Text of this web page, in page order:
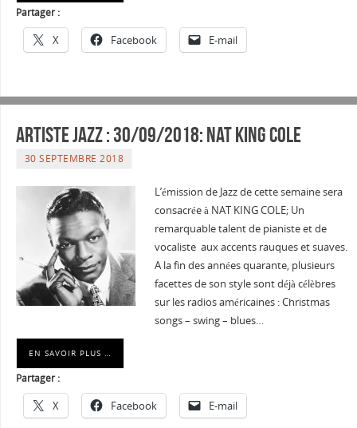
Partager :
X Facebook E-mail
Artiste Jazz : 30/09/2018: NAT KING COLE
30 SEPTEMBRE 2018
L’émission de Jazz de cette semaine sera
consacrée à NAT KING COLE; Un
remarquable talent de pianiste et de
vocaliste aux accents rauques et suaves.
A la fin des années quarante, plusieurs
facettes de son style sont déjà célèbres
sur les radios américaines : Christmas
songs – swing – blues…
EN SAVOIR PLUS …
Partager :
X Facebook E-mail